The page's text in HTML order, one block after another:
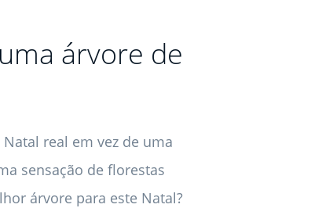
árvore de
real em vez de uma
sensação de florestas
árvore para este Natal?